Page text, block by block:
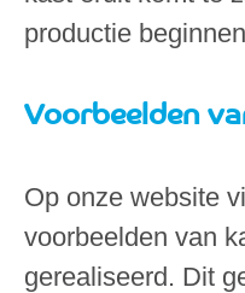
productie
Voorbeelden
Op onze website
voorbeelden van
gerealiseerd. Dit